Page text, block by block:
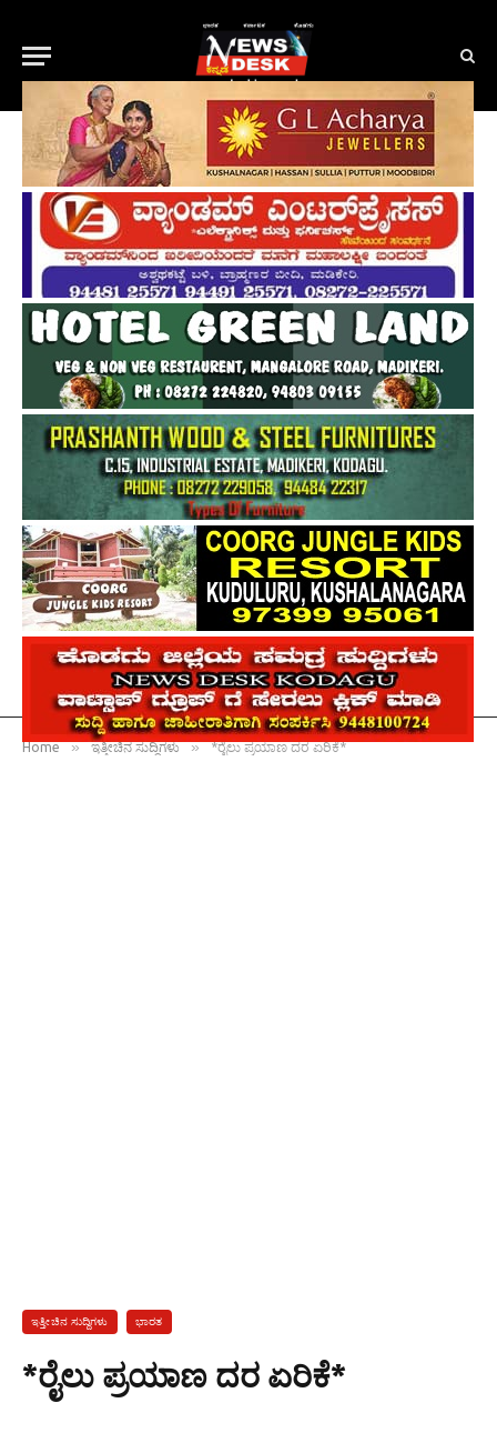
Home » ಇತ್ತೀಚಿನ ಸುದ್ದಿಗಳು » *ರೈಲು ಪ್ರಯಾಣ ದರ ಏರಿಕೆ*
ಇತ್ತೀಚಿನ ಸುದ್ದಿಗಳು ಭಾರತ
*ರೈಲು ಪ್ರಯಾಣ ದರ ಏರಿಕೆ*